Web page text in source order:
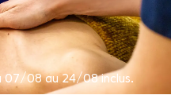
07/08 au 24/08 inclus.